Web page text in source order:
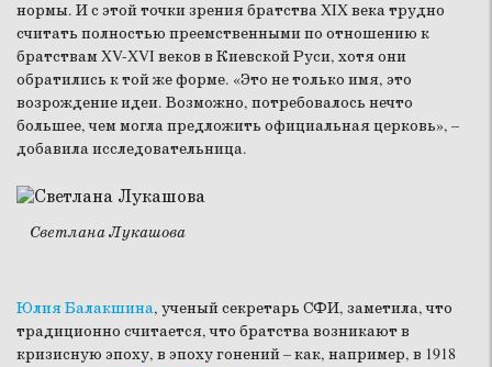
нормы. И с этой точки зрения братства XIX века трудно
считать полностью преемственными по отношению к
братствам XV-XVI веков в Киевской Руси, хотя они
обратились к той же форме. «Это не только имя, это
возрождение идеи. Возможно, потребовалось нечто
большее, чем могла предложить официальная церковь», –
добавила исследовательница.
Светлана Лукашова
Юлия Балакшина, ученый секретарь СФИ, заметила, что
традиционно считается, что братства возникают в
кризисную эпоху, в эпоху гонений – как, например, в 1918